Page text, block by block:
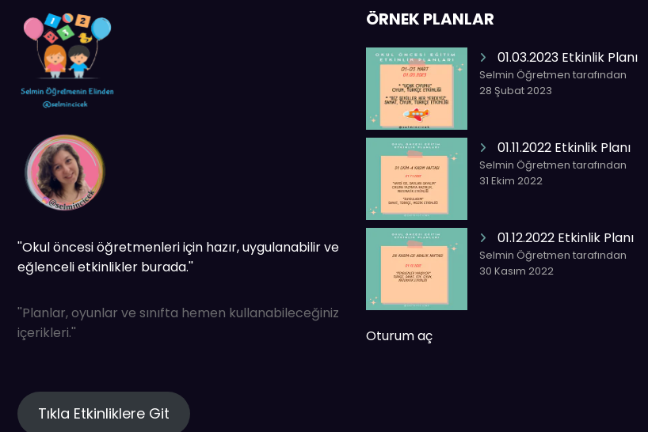
''Okul öncesi öğretmenleri için hazır, uygulanabilir ve
eğlenceli etkinlikler burada.''
''Planlar, oyunlar ve sınıfta hemen kullanabileceğiniz
içerikleri.''
Tıkla Etkinliklere Git
ÖRNEK PLANLAR
01.03.2023 Etkinlik Planı
Selmin Öğretmen tarafından
28 Şubat 2023
01.11.2022 Etkinlik Planı
Selmin Öğretmen tarafından
31 Ekim 2022
01.12.2022 Etkinlik Planı
Selmin Öğretmen tarafından
30 Kasım 2022
Oturum aç